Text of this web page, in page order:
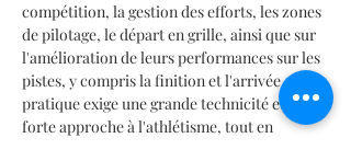
compétition, la gestion des efforts, les zones
de pilotage, le départ en grille, ainsi que sur
l'amélioration de leurs performances sur les
pistes, y compris la finition et l'arrivée. Cette
pratique exige une grande technicité et une
forte approche à l'athlétisme, tout en